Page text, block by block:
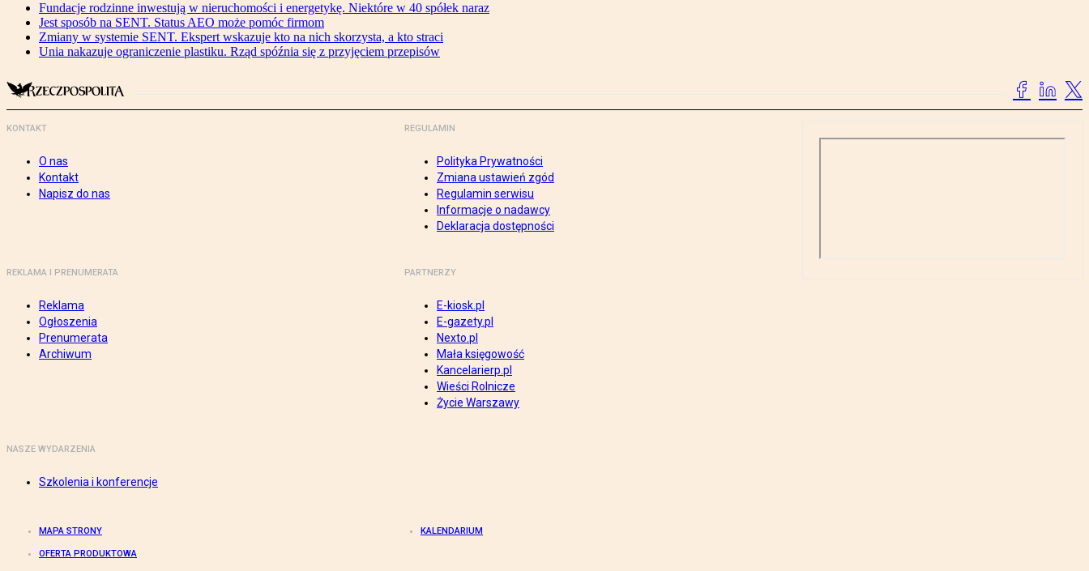
Fundacje rodzinne inwestują w nieruchomości i energetykę. Niektóre w 40 spółek naraz
Jest sposób na SENT. Status AEO może pomóc firmom
Zmiany w systemie SENT. Ekspert wskazuje kto na nich skorzysta, a kto straci
Unia nakazuje ograniczenie plastiku. Rząd spóźnia się z przyjęciem przepisów
KONTAKT
O nas
Kontakt
Napisz do nas
REGULAMIN
Polityka Prywatności
Zmiana ustawień zgód
Regulamin serwisu
Informacje o nadawcy
Deklaracja dostępności
REKLAMA I PRENUMERATA
Reklama
Ogłoszenia
Prenumerata
Archiwum
PARTNERZY
E-kiosk.pl
E-gazety.pl
Nexto.pl
Mała księgowość
Kancelarierp.pl
Wieści Rolnicze
Życie Warszawy
NASZE WYDARZENIA
Szkolenia i konferencje
MAPA STRONY KALENDARIUM
OFERTA PRODUKTOWA